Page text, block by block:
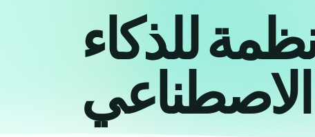
للذكاء
الاصطناعي